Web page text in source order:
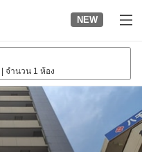
NEW
จำนวน 1 ห้อง